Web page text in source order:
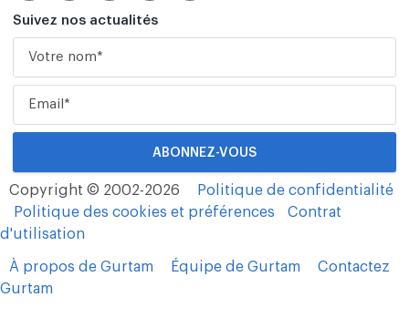
Suivez nos actualités
Copyright © 2002-2026
Politique de confidentialité
Politique des cookies et préférences
Contrat
d'utilisation
À propos de Gurtam Équipe de Gurtam
Contactez
Gurtam